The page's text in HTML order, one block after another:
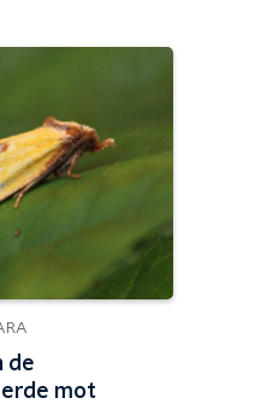
de
mot